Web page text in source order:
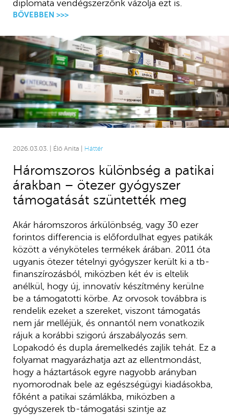
2026.03.03. | Élő Anita | Háttér
Háromszoros különbség a patikai
árakban – ötezer gyógyszer
támogatását szüntették meg
Akár háromszoros árkülönbség, vagy 30 ezer
forintos differencia is előfordulhat egyes patikák
között a vényköteles termékek árában. 2011 óta
ugyanis ötezer tételnyi gyógyszer került ki a tb-
finanszírozásból, miközben két év is eltelik
anélkül, hogy új, innovatív készítmény kerülne
be a támogatotti körbe. Az orvosok továbbra is
rendelik ezeket a szereket, viszont támogatás
nem jár melléjük, és onnantól nem vonatkozik
rájuk a korábbi szigorú árszabályozás sem.
Lopakodó és dupla áremelkedés zajlik tehát. Ez a
folyamat magyarázhatja azt az ellentmondást,
hogy a háztartások egyre nagyobb arányban
nyomorodnak bele az egészségügyi kiadásokba,
főként a patikai számlákba, miközben a
gyógyszerek tb-támogatási szintje az
diplomata vendégszerzőnk vázolja ezt is.
BŐVEBBEN >>>